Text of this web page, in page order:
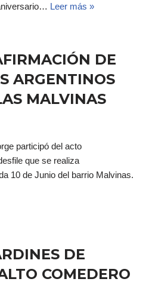
Leer más »
DE
ARGENTINOS
MALVINAS
participó del acto
que se realiza
10 de Junio del barrio Malvinas.
DE
COMEDERO